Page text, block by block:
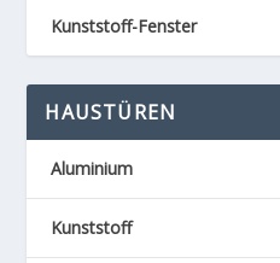
Kunststoff-Fenster
HAUSTÜREN
Aluminium
Kunststoff